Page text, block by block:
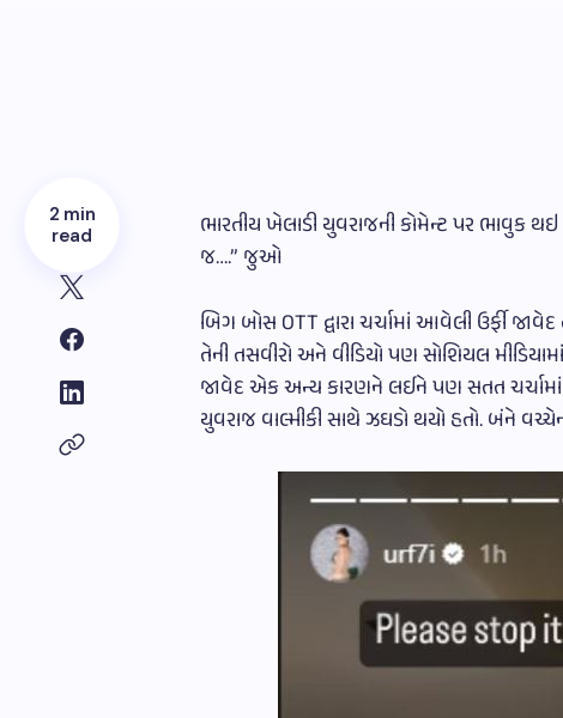
2 min
read
ભારતીય ખેલાડી યુવરાજની કોમેન્ટ પર ભાવુક થઇ
જ….” જુઓ
બિગ બોસ OTT દ્વારા ચર્ચામાં આવેલી ઉર્ફી
તેની તસવીરો અને વીડિયો પણ સોશિયલ
જાવેદ એક અન્ય કારણને લઈને પણ સતત ચર્ચામાં
યુવરાજ વાલ્મીકી સાથે ઝઘડો થયો હતો. બંને